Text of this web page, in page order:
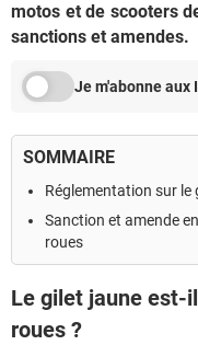
motos et de scooters
sanctions et amendes.
Je m'abonne aux
SOMMAIRE
Réglementation sur le
Sanction et amende
roues
Le gilet jaune est-
roues ?